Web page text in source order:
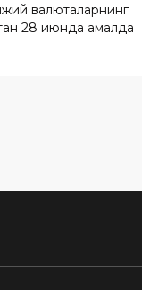
валюталарнинг
28 июнда амалда